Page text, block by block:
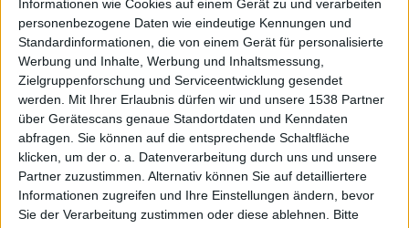
Informationen wie Cookies auf einem Gerät zu und verarbeiten
personenbezogene Daten wie eindeutige Kennungen und
Standardinformationen, die von einem Gerät für personalisierte
Werbung und Inhalte, Werbung und Inhaltsmessung,
Zielgruppenforschung und Serviceentwicklung gesendet
werden.
Mit Ihrer Erlaubnis dürfen wir und unsere 1538 Partner
über Gerätescans genaue Standortdaten und Kenndaten
abfragen. Sie können auf die entsprechende Schaltfläche
klicken, um der o. a. Datenverarbeitung durch uns und unsere
Partner zuzustimmen. Alternativ können Sie auf detailliertere
Informationen zugreifen und Ihre Einstellungen ändern, bevor
Sie der Verarbeitung zustimmen oder diese ablehnen.
Bitte
Auf DESMONDO findet Ihr Inspirationen für
individuelles, gemütliches und intelligentes Wohnen,
die aktuellsten Einrichtungstrends und Informatives zu
neuesten Smart Home Systemen.
Rechtliches